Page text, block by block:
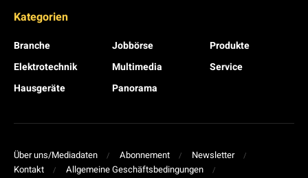
Kategorien
Branche
Elektrotechnik
Hausgeräte
Jobbörse
Multimedia
Panorama
Produkte
Service
Über uns/Mediadaten Abonnement
Newsletter
Kontakt
Allgemeine Geschäftsbedingungen